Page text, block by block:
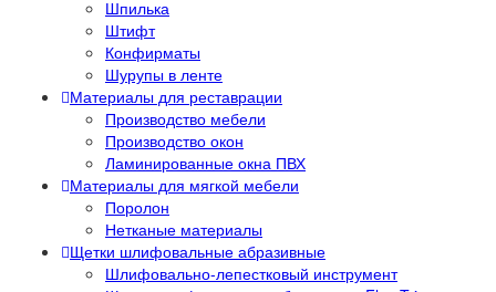
Шпилька
Штифт
Конфирматы
Шурупы в ленте
Материалы для реставрации
Производство мебели
Производство окон
Ламинированные окна ПВХ
Материалы для мягкой мебели
Поролон
Нетканые материалы
Щетки шлифовальные абразивные
Шлифовально-лепестковый инструмент